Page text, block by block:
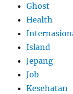
Ghost
Health
Island
Jepang
Job
Kesehatan